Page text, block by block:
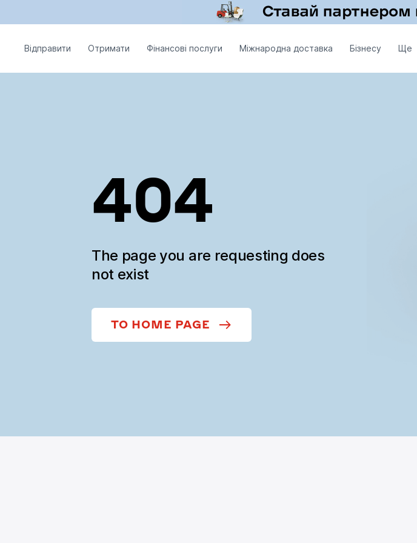
Відправити Отримати Фінансові послуги Міжнародна доставка Бізнесу Ще
404
The page you are requesting does
not exist
TO HOME PAGE